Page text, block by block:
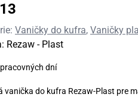
Vaničky do kufra, Vaničky
Rezaw - Plast
dní
vanička do kufra Rezaw-Plast pre